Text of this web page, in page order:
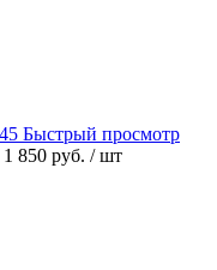
Быстрый просмотр
1 850 руб. / шт